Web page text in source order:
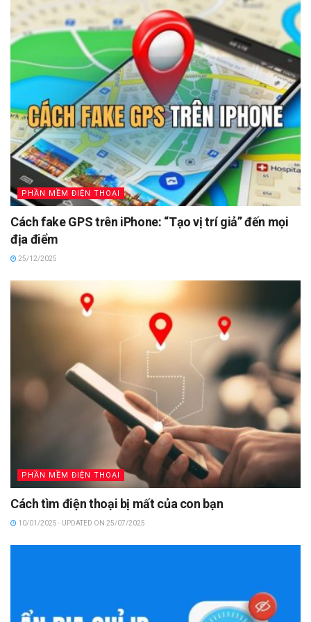
PHẦN MỀM ĐIỆN THOẠI
Cách fake GPS trên iPhone: “Tạo vị trí giả” đến mọi
địa điểm
25/12/2025
PHẦN MỀM ĐIỆN THOẠI
Cách tìm điện thoại bị mất của con bạn
10/01/2025 - UPDATED ON 25/07/2025